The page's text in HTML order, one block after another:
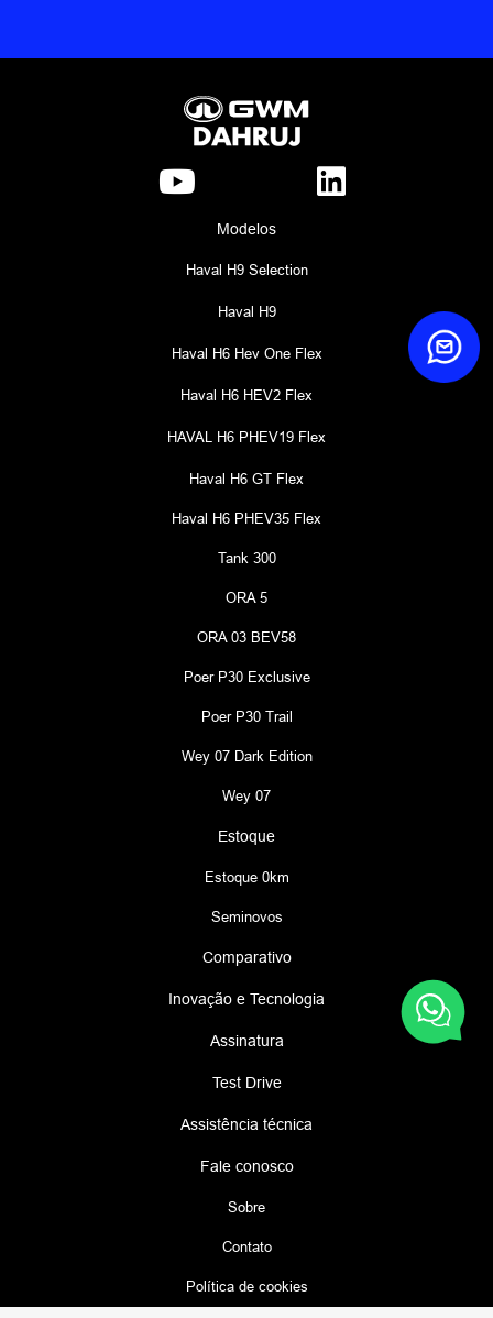
Modelos
Haval H9 Selection
Haval H9
Haval H6 Hev One Flex
Haval H6 HEV2 Flex
HAVAL H6 PHEV19 Flex
Haval H6 GT Flex
Haval H6 PHEV35 Flex
Tank 300
ORA 5
ORA 03 BEV58
Poer P30 Exclusive
Poer P30 Trail
Wey 07 Dark Edition
Wey 07
Estoque
Estoque 0km
Seminovos
Comparativo
Inovação e Tecnologia
Assinatura
Test Drive
Assistência técnica
Fale conosco
Sobre
Contato
Política de cookies